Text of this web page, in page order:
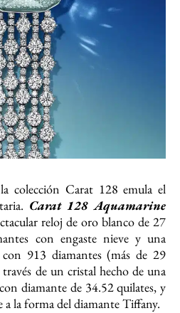
colección Carat 128 emula el
Carat 128 Aquamarine
reloj de oro blanco de 27
con engaste nieve y una
913 diamantes (más de 29
de un cristal hecho de una
diamante de 34.52 quilates, y
a la forma del diamante Tiffany.